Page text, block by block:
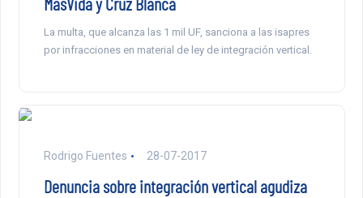
La multa, que alcanza las 1 mil UF, sanciona a las isapres
por infracciones en material de ley de integración vertical.
Rodrigo Fuentes 28-07-2017
Denuncia sobre integración vertical agudiza